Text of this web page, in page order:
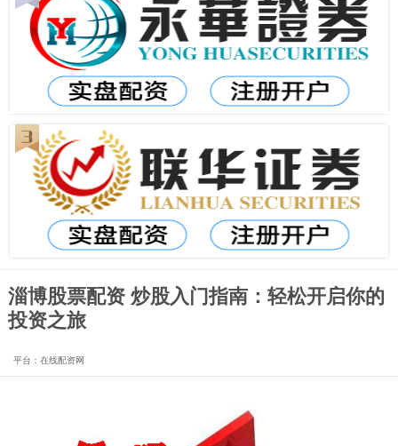
淄博股票配资 炒股入门指南：轻松开启你的
投资之旅
平台：在线配资网